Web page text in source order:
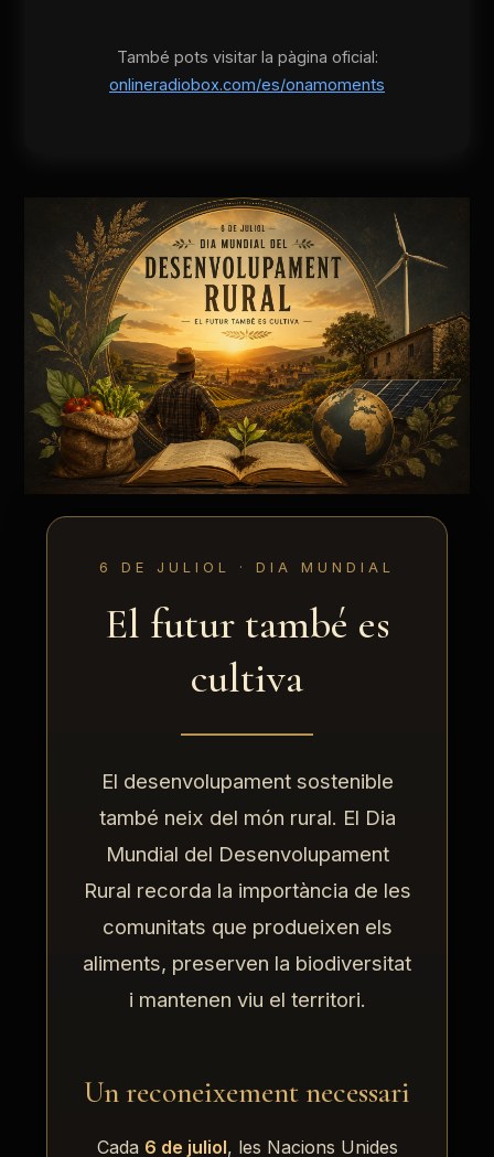
També pots visitar la pàgina oficial:
onlineradiobox.com/es/onamoments
6 DE JULIOL · DIA MUNDIAL
El futur també es
cultiva
El desenvolupament sostenible
també neix del món rural. El Dia
Mundial del Desenvolupament
Rural recorda la importància de les
comunitats que produeixen els
aliments, preserven la biodiversitat
i mantenen viu el territori.
Un reconeixement necessari
Cada 6 de juliol, les Nacions Unides